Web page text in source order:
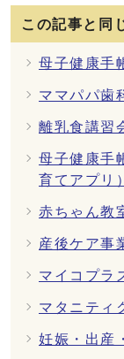
この記事と同
母子健康手
ママパパ歯
離乳食講習
母子健康手
育てアプリ
赤ちゃん教
産後ケア事
マイコプラ
マタニティ
妊娠・出産